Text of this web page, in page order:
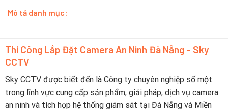
Mô tả danh mục:
Thi Công Lắp Đặt Camera An Ninh Đà Nẵng - Sky
CCTV
Sky CCTV được biết đến là Công ty chuyên nghiệp số một
trong lĩnh vực cung cấp sản phẩm, giải pháp, dịch vụ camera
an ninh và tích hợp hệ thống giám sát tại Đà Nẵng và Miền